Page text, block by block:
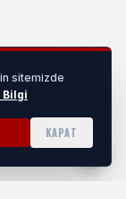
sitemizde
Bilgi
KAPAT